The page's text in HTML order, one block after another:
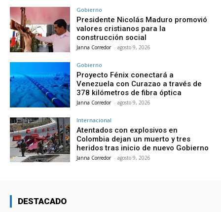
Gobierno
Presidente Nicolás Maduro promovió
valores cristianos para la
construcción social
Janna Corredor - agosto 9, 2026
Gobierno
Proyecto Fénix conectará a
Venezuela con Curazao a través de
378 kilómetros de fibra óptica
Janna Corredor - agosto 9, 2026
Internacional
Atentados con explosivos en
Colombia dejan un muerto y tres
heridos tras inicio de nuevo Gobierno
Janna Corredor - agosto 9, 2026
DESTACADO